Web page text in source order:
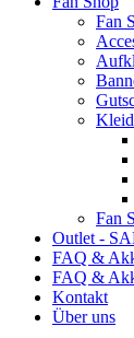
Fan
Fan
Outlet -
FAQ &
FAQ &
Kontakt
Über uns